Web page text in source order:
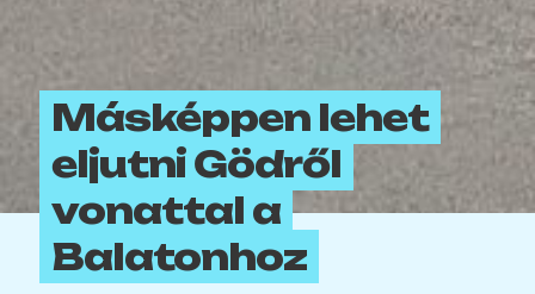
Másképpen lehet
eljutni Gödről
vonattal a
Balatonhoz